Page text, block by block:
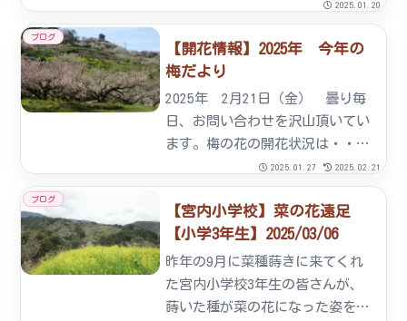
「七折小梅」に触れ、親しんで貰
おうということで、ななおれ梅組
合では小学校の梅の木のお世話
を、児童と一緒に行っています。
当組合の組合長、竹内勝より挨拶
と梅に...
2025.01.20
ブログ
【開花情報】2025年 今年の
梅だより
2025年 2月21日（金） 曇り毎
日、お問い合わせを沢山頂いてい
ます。梅の花の開花状況は・・・
( ﾟ∀ﾟ)ｱﾊﾊ八八ﾉヽﾉヽﾉヽﾉ ＼ /
＼/ ＼寂しい場所をわざと載せた
な？と、思われると心外ですがイ
ベント会場下から撮ってみまし
た。梅の...
2025.01.27 2025.02.21
ブログ
【宮内小学校】菜の花遠足
【小学3年生】2025/03/06
昨年の9月に菜種蒔きに来てくれ
た宮内小学校3年生の皆さんが、
蒔いた種が菜の花になった姿を見